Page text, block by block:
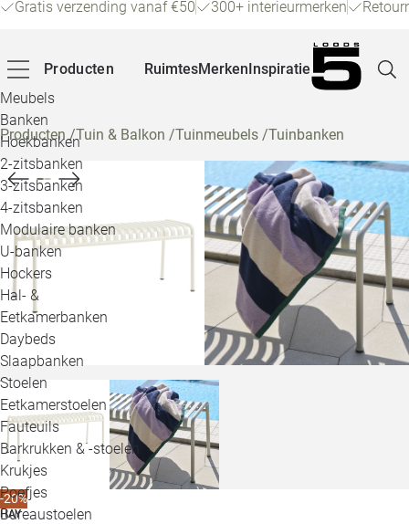
Gratis verzending vanaf €50 300+ interieurmerken
Producten
Meubels
Banken
Hoekbanken
2-zitsbanken
3-zitsbanken
4-zitsbanken
Modulaire banken
U-banken
Hockers
Hal- &
Eetkamerbanken
Daybeds
Slaapbanken
Stoelen
Eetkamerstoelen
Fauteuils
Barkrukken & -stoelen
Krukjes
Poefjes
Bureaustoelen
RuimtesMerkenInspiratie
Producten/Tuin & Balkon /Tuinmeubels /Tuinbanken
-20%
HAY